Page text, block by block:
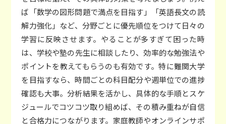
ば「数学の図形問題で満点を目指す」「英語長文の読
解力強化」など、分野ごとに優先順位をつけて日々の
学習に反映させます。やることが多すぎて困った時
は、学校や塾の先生に相談したり、効率的な勉強法や
ポイントを教えてもらうのも有効です。特に難関大学
を目指すなら、時間ごとの科目配分や週単位での進捗
確認も大事。分析結果を活かし、具体的な手順とスケ
ジュールでコツコツ取り組めば、その積み重ねが自信
と合格力につながります。家庭教師やオンラインサポ